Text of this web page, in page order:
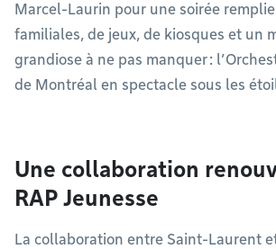
Marcel-Laurin pour une soirée remplie
familiales, de jeux, de kiosques et un
grandiose à ne pas manquer :
de Montréal en spectacle sous les
Une collaboration
RAP Jeunesse
La collaboration entre Saint-Laurent